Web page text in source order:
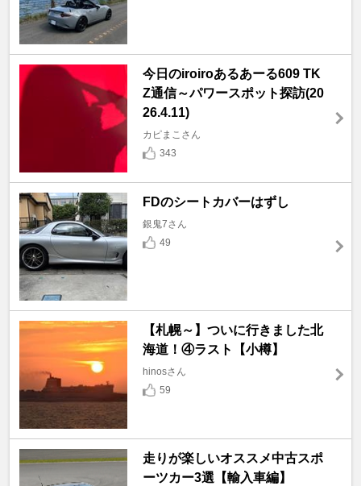
今日のiroiroあるあーる609 TK
Z通信～パワースポット探訪(20
26.4.11)
カピまこさん
343
FDのシートカバーはずし
銀鬼7さん
49
【札幌～】ついに行きました北
海道！④ラスト【小樽】
hinosさん
59
走りが楽しいオススメ中古スポ
ーツカー3選【輸入車編】